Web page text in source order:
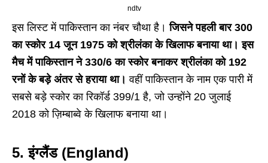
ndtv
इस लिस्ट में पाकिस्तान का नंबर चौथा है। जिसने पहली बार 300
का स्कोर 14 जून 1975 को श्रीलंका के खिलाफ बनाया था। इस
मैच में पाकिस्तान ने 330/6 का स्कोर बनाकर श्रीलंका को 192
रनों के बड़े अंतर से हराया था। वहीं पाकिस्तान के नाम एक पारी में
सबसे बड़े स्कोर का रिकॉर्ड 399/1 है, जो उन्होंने 20 जुलाई
2018 को ज़िम्बाब्वे के खिलाफ बनाया था।
5. इंग्लैंड (England)